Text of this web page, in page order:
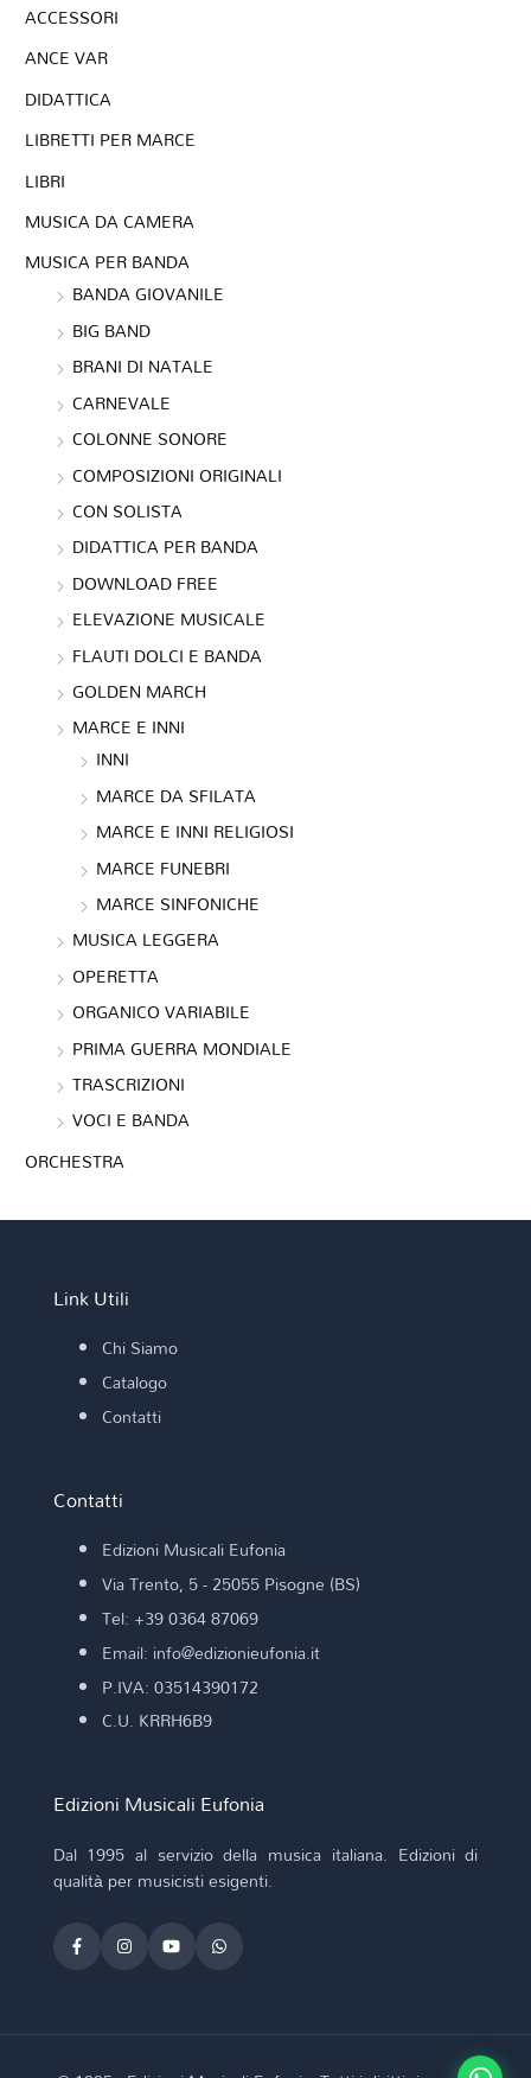
ACCESSORI
ANCE VAR
DIDATTICA
LIBRETTI PER MARCE
LIBRI
MUSICA DA CAMERA
MUSICA PER BANDA
BANDA GIOVANILE
BIG BAND
BRANI DI NATALE
CARNEVALE
COLONNE SONORE
COMPOSIZIONI ORIGINALI
CON SOLISTA
DIDATTICA PER BANDA
DOWNLOAD FREE
ELEVAZIONE MUSICALE
FLAUTI DOLCI E BANDA
GOLDEN MARCH
MARCE E INNI
INNI
MARCE DA SFILATA
MARCE E INNI RELIGIOSI
MARCE FUNEBRI
MARCE SINFONICHE
MUSICA LEGGERA
OPERETTA
ORGANICO VARIABILE
PRIMA GUERRA MONDIALE
TRASCRIZIONI
VOCI E BANDA
ORCHESTRA
Link Utili
Chi Siamo
Catalogo
Contatti
Contatti
Edizioni Musicali Eufonia
Via Trento, 5 - 25055 Pisogne (BS)
Tel: +39 0364 87069
Email: info@edizionieufonia.it
P.IVA: 03514390172
C.U. KRRH6B9
Edizioni Musicali Eufonia
Dal 1995 al servizio della musica italiana. Edizioni di
qualità per musicisti esigenti.